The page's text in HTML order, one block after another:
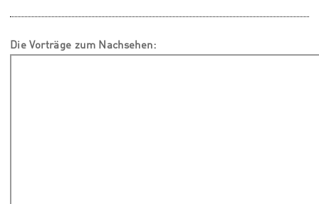
Die Vorträge zum Nachsehen: